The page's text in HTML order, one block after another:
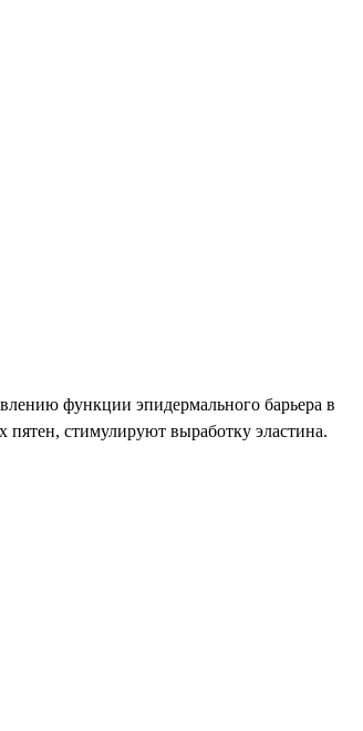
функции эпидермального барьера в
стимулируют выработку эластина.